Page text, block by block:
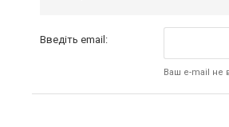
Введіть email:
Ваш e-mail не